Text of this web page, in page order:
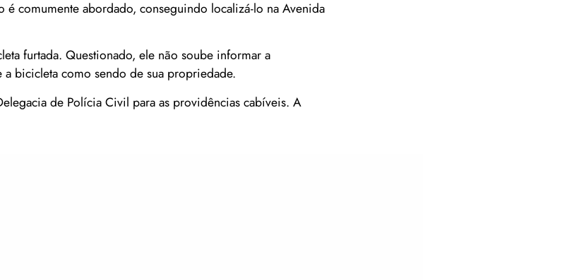
comumente abordado, conseguindo localizá-lo na Avenida
furtada. Questionado, ele não soube informar a
bicicleta como sendo de sua propriedade.
de Polícia Civil para as providências cabíveis. A